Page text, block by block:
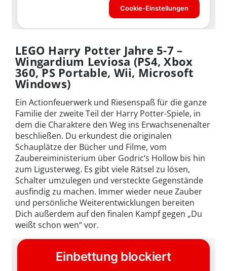
LEGO Harry Potter Jahre 5-7 –
Wingardium Leviosa (PS4, Xbox
360, PS Portable, Wii, Microsoft
Windows)
Ein Actionfeuerwerk und Riesenspaß für die ganze
Familie der zweite Teil der Harry Potter-Spiele, in
dem die Charaktere den Weg ins Erwachsenenalter
beschließen. Du erkundest die originalen
Schauplätze der Bücher und Filme, vom
Zaubereiministerium über Godric‘s Hollow bis hin
zum Ligusterweg. Es gibt viele Rätsel zu lösen,
Schalter umzulegen und versteckte Gegenstände
ausfindig zu machen. Immer wieder neue Zauber
und persönliche Weiterentwicklungen bereiten
Dich außerdem auf den finalen Kampf gegen „Du
weißt schon wen“ vor.